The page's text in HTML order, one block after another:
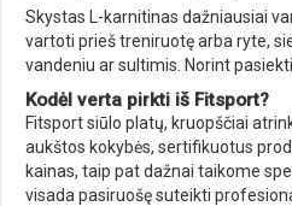
Skystas L-karnitinas dažniausiai
vartoti prieš treniruotę arba ryte,
vandeniu ar sultimis. Norint
Kodėl verta pirkti iš Fitsport?
Fitsport siūlo platų, kruopščiai
aukštos kokybės, sertifikuotus
kainas, taip pat dažnai taikome
visada pasiruošę suteikti